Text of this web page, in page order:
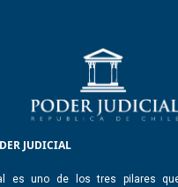
JUDICIAL
es uno de los tres pilares